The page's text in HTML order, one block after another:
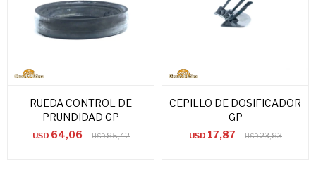
RUEDA CONTROL DE
PRUNDIDAD GP
USD 64,06 USD85,42
CEPILLO DE DOSIFICADOR
GP
USD 17,87 USD23,83